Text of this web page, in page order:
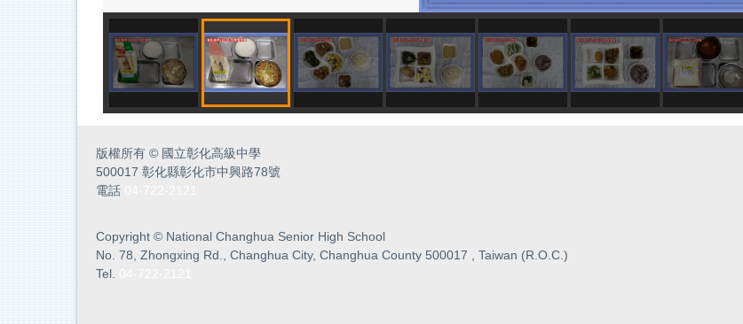
版權所有 © 國立彰化高級中學
500017 彰化縣彰化市中興路78號
電話
Copyright © National Changhua Senior High School
No. 78, Zhongxing Rd., Changhua City, Changhua County 500017 , Taiwan (R.O.C.)
Tel.